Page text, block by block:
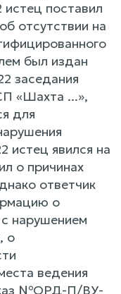
истец поставил
отсутствии на
был издан
заседания
«Шахта ...»,
для
истец явился на
о причинах
ответчик
о
нарушением
о
ведения
№ОРД-П/ВУ-